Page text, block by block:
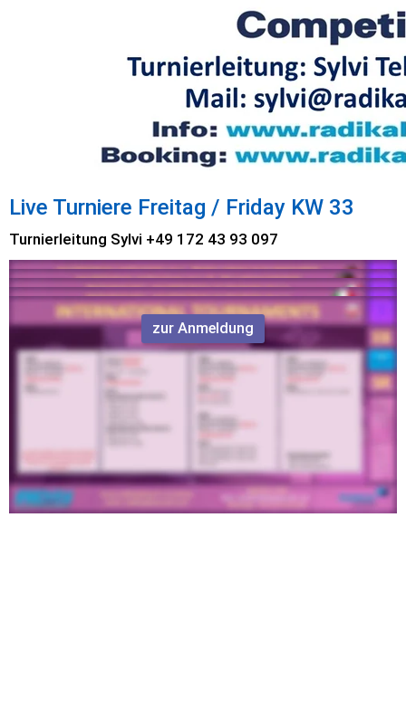
Live Turniere Freitag / Friday KW 33
Turnierleitung Sylvi +49 172 43 93 097
zur Anmeldung